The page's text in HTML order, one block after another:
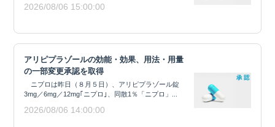
2026/08/06 15:00:00
アリピプラゾールの効能・効果、用法・用量
の一部変更承認を取得
ニプロは昨日（８月５日）、アリピプラゾール錠
3mg／6mg／12mg｢ニプロ｣、同散1％「ニプロ」...
2026/08/06 14:00:00